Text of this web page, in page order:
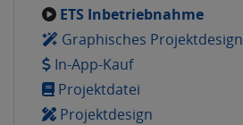
ETS Inbetriebnahme
Graphisches Projektdesign
In-App-Kauf
Projektdatei
Projektdesign